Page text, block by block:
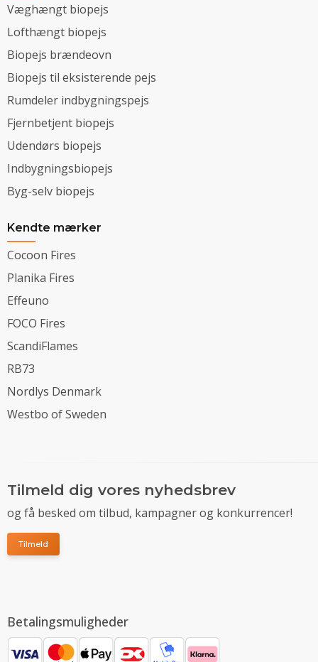
Væghængt biopejs
Lofthængt biopejs
Biopejs brændeovn
Biopejs til eksisterende pejs
Rumdeler indbygningspejs
Fjernbetjent biopejs
Udendørs biopejs
Indbygningsbiopejs
Byg-selv biopejs
Kendte mærker
Cocoon Fires
Planika Fires
Effeuno
FOCO Fires
ScandiFlames
RB73
Nordlys Denmark
Westbo of Sweden
Tilmeld dig vores nyhedsbrev
og få besked om tilbud, kampagner og konkurrencer!
Tilmeld
Betalingsmuligheder